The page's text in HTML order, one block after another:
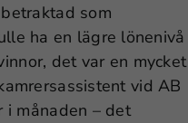
som
ha en lägre lönenivå
det var en mycket
vid AB
i månaden – det